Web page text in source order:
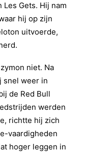
Gets. Hij nam
hij op zijn
uitvoerde,
niet. Na
snel weer in
de Red Bull
werden
richtte hij zich
vaardigheden
hoger leggen in